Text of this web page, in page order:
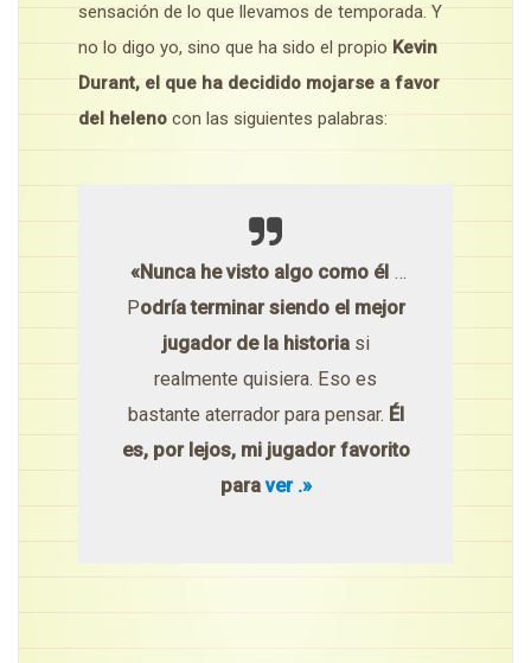
sensación de lo que llevamos de temporada. Y
no lo digo yo, sino que ha sido el propio Kevin
Durant, el que ha decidido mojarse a favor
del heleno con las siguientes palabras:
«Nunca he visto algo como él …
Podría terminar siendo el mejor
jugador de la historiasi
realmente quisiera. Eso es
bastante aterrador para pensar. Él
es, por lejos, mi jugador favorito
paraver .»